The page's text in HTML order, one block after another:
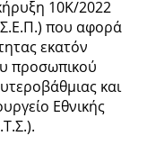
10Κ/2022
που αφορά
εκατόν
προσωπικού
και
Εθνικής